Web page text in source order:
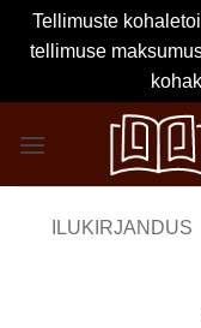
Tellimuste
tellimuse
ILUKIRJANDUS